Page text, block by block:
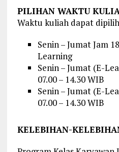
PILIHAN WAKTU
Waktu kuliah dapat
Senin – Jumat Jam
Learning
Senin – Jumat (E-
07.00 – 14.30 WIB
Senin – Jumat (E-
07.00 – 14.30 WIB
KELEBIHAN-